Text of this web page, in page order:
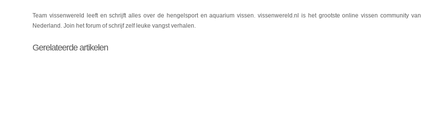
Team vissenwereld leeft en schrijft alles over de hengelsport en aquarium vissen. vissenwereld.nl is het grootste online vissen community van
Nederland. Join het forum of schrijf zelf leuke vangst verhalen.
Gerelateerde artikelen